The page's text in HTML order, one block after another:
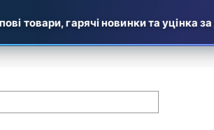
товари, гарячі новинки та уцінка